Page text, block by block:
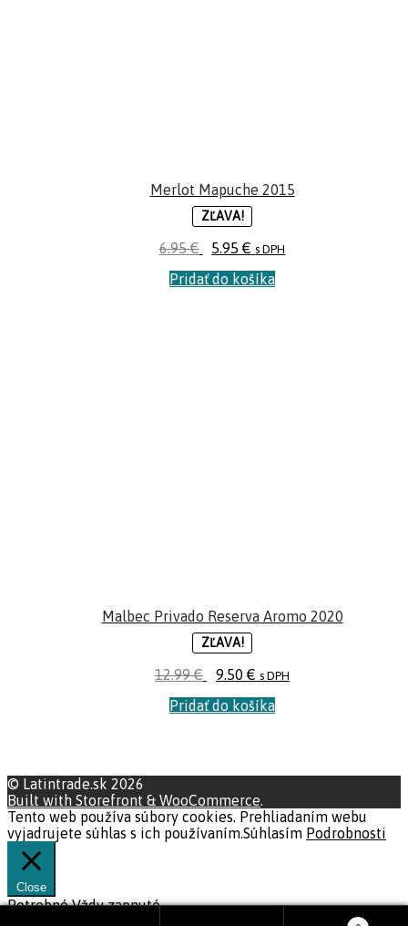
Merlot Mapuche 2015
ZĽAVA!
6.95€ 5.95€ s DPH
Pridať do košíka
Malbec Privado Reserva Aromo 2020
ZĽAVA!
12.99€ 9.50 € s DPH
Pridať do košíka
© Latintrade.sk 2026
Built with Storefront & WooCommerce.
Tento web používa súbory cookies. Prehliadaním webu
vyjadrujete súhlas s ich používaním.Súhlasím Podrobnosti
Close
PotrebnéVždy zapnuté